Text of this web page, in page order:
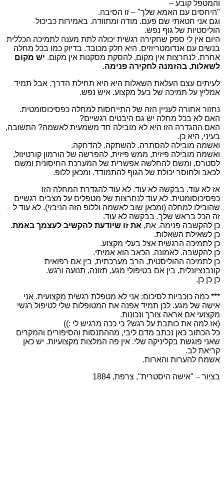
והמטפל קובע –
"היחסים עם האמא שלך" – זו הסיבה.
וגם אני חטאתי שם פעם. מודה ומתוודה. באמירות כביכול
הוליסטיות של גוף נפש.
היום אין לי ספק שחקירה רגשית יכולה לתת מענה לתמיכה הכללית
בנשים עם אנדומטריוזיס. היא חלק מכובד. בדיוק כמו בכל מחלה
אחרת. לנחרצות אין מקום, להסקת מסקנות אין מקום. יש מקום
לשאלות, בהזמנה לחקירה פנימה.
לעיתים עצם העלאת השאלות היא היא תחילת הדרך. אבל תמיד
אמליץ על תמיכה של בעל מקצוע. איש נפש.
נחזור אחורה לעניין הזה של התייחסות למחלה כפסיכוסומטית.
האם לא בכל מחלה יש גם היבטים רגשיים?
האם ההגדרה הזו היא לא מובילה חד משמעית לאשמה? התשובה,
בעיני, היא כן.
ואשמה מובילה להסתרה. להשתקה. להדחקה.
ואשמה מובילה פיזית, ממש פיזית, להפרשה של הורמון קורטיזול,
לסטרס, ומשם להחלשה אפשרית של המערכת החיסונית ומשם
לכאב ולחוסר יכולת של הגוף להתמודד. ומכאן ללופ.
אז לא עוד. בבקשה לא עוד. לא עוד להגדרת המחלה הזו
כפסיכוסומטית. לא עוד לנחרצות של מטפלים על מצבים רגשיים
שהובילו למחלה (ומכאן שוב לאשמה וללופ הזה הניבזי). לא עוד ל –
זה הכל בראש שלך. בבקשה לא עוד.
כן להקשבה פנימה. את, את זו שיודעת להקשיב לעצמך באמת.
כן לשאילת השאלות.
כן לתמיכה הרגשית אצל בעלי מקצוע.
כן להקשבה. לאמונה. הכאב הוא אמיתי.
כן לתמיכה ההוליסטית, הרב מערכתית, בין אם רפואית
קונבנציונלית, בין אם בטיפולי מגע, תזונה, תנועה ורגש.
כן כן כן.
*** כמה כוכביות לסיכום: אני לא מטפלת רגשית מקצועית. אני
אישה של מגע. לכן תמיד אפנה את המטופלות שלי לטיפול רגשי
מקצועי אם אראה צורך ונכונות.
(אז למה את כותבת על רגש? כי ככה מרגיש לי :))
כל הכתוב כאן נכתב מדם ליבי, מההתנסות והסיפורים והמקרים
שאני פוגשת בקליניקה שלי. אין פה המלצות מקצועיות. יש כאן
קריאת לב.
אשמח להערות והארות.
בציור – "אישה היסטרית", צרפת, 1884